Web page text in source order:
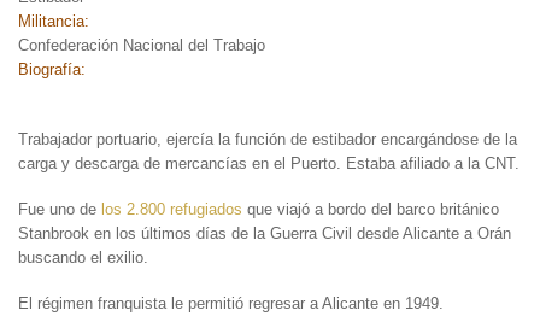
Militancia:
Confederación Nacional del Trabajo
Biografía:
Trabajador portuario, ejercía la función de estibador encargándose de la
carga y descarga de mercancías en el Puerto. Estaba afiliado a la CNT.
Fue uno de los 2.800 refugiados que viajó a bordo del barco británico
Stanbrook en los últimos días de la Guerra Civil desde Alicante a Orán
buscando el exilio.
El régimen franquista le permitió regresar a Alicante en 1949.